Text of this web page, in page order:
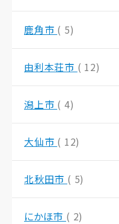
鹿角市 ( 5)
由利本荘市 ( 12)
潟上市 ( 4)
大仙市 ( 12)
北秋田市 ( 5)
にかほ市 ( 2)